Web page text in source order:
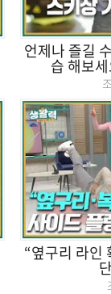
언제나 즐길
습 해보
“옆구리 라인